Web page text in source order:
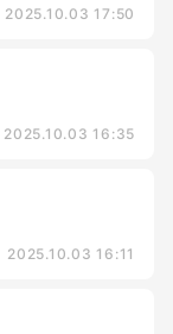
2025.10.03 17:50
2025.10.03 16:35
2025.10.03 16:11